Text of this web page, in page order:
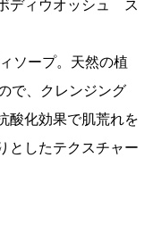
ディウオッシュ ス
ソープ。天然の植
で、クレンジング
酸化効果で肌荒れを
としたテクスチャー